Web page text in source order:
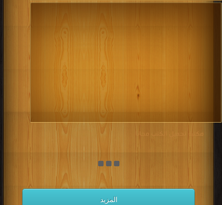
مكتبة تحميل الكتب مجانا
المزيد